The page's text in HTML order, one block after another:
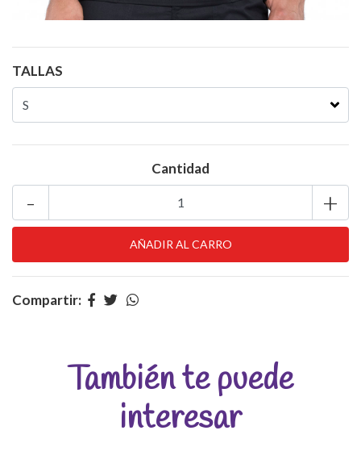
TALLAS
Cantidad
+
-
Compartir:
También te puede
interesar